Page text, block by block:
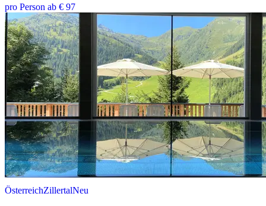
pro Person ab € 97
ÖsterreichZillertalNeu